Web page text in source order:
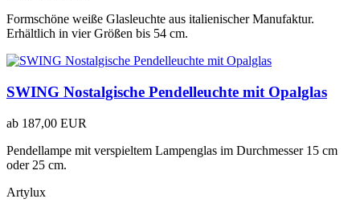
Formschöne weiße Glasleuchte aus italienischer Manufaktur.
Erhältlich in vier Größen bis 54 cm.
SWING Nostalgische Pendelleuchte mit Opalglas
ab 187,00 EUR
Pendellampe mit verspieltem Lampenglas im Durchmesser 15 cm
oder 25 cm.
Artylux